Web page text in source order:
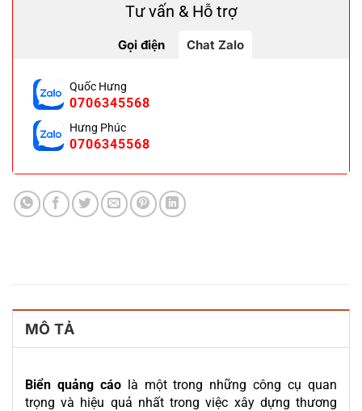
Tư vấn & Hỗ trợ
Gọi điện Chat Zalo
Quốc Hưng
0706345568
Hưng Phúc
0706345568
MÔ TẢ
Biển quảng cáolà một trong những công cụ quan
trọng và hiệu quả nhất trong việc xây dựng thương